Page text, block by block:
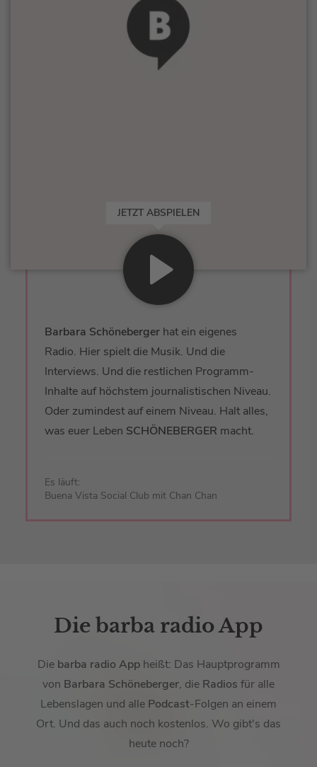
JETZT ABSPIELEN
Barbara Schöneberger hat ein eigenes
Radio. Hier spielt die Musik. Und die
Interviews. Und die restlichen Programm-
Inhalte auf höchstem journalistischen Niveau.
Oder zumindest auf einem Niveau. Halt alles,
was euer Leben SCHÖNEBERGER macht.
Es läuft:
Buena Vista Social Club mit Chan Chan
Die barba radio App
Diebarba radio Appheißt: Das Hauptprogramm
von Barbara Schöneberger, die Radios für alle
Lebenslagen und alle Podcast-Folgen an einem
Ort. Und das auch noch kostenlos. Wo gibt's das
heute noch?